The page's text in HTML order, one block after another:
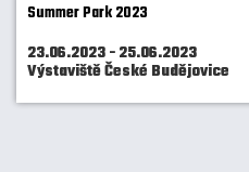
Summer Park 2023
23.06.2023 - 25.06.2023
Výstaviště České Budějovice